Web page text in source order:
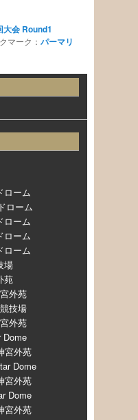
会 Round1
マーク： パーマリ
ローム
ローム
ローム
ローム
ローム
場
苑
外苑
技場
外苑
Dome
宮外苑
Dome
宮外苑
Dome
宮外苑